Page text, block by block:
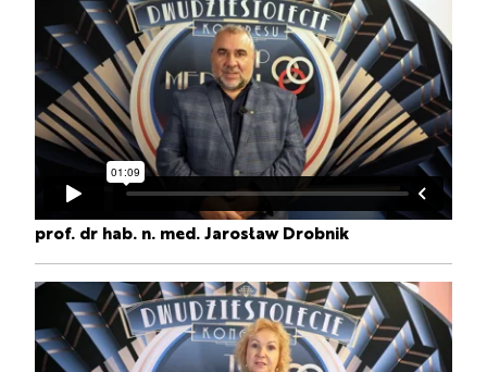
prof. dr hab. n. med. Jarosław Drobnik